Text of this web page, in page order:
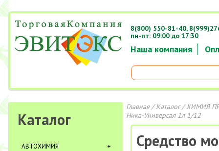
Наша компания
8(800) 550-81-40,
пн-пт: 09:00 до 17:30
Каталог
АВТОХИМИЯ
Главная/Каталог/ХИМИЯ
Ника-Универсал 1л 1/12
Средство